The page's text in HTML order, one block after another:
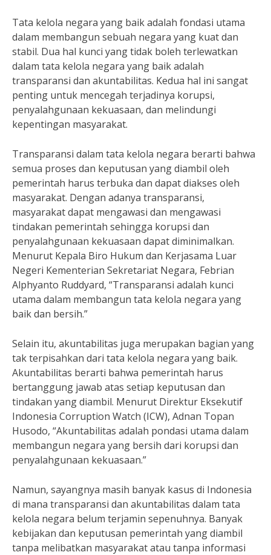
Tata kelola negara yang baik adalah fondasi utama
dalam membangun sebuah negara yang kuat dan
stabil. Dua hal kunci yang tidak boleh terlewatkan
dalam tata kelola negara yang baik adalah
transparansi dan akuntabilitas. Kedua hal ini sangat
penting untuk mencegah terjadinya korupsi,
penyalahgunaan kekuasaan, dan melindungi
kepentingan masyarakat.
Transparansi dalam tata kelola negara berarti bahwa
semua proses dan keputusan yang diambil oleh
pemerintah harus terbuka dan dapat diakses oleh
masyarakat. Dengan adanya transparansi,
masyarakat dapat mengawasi dan mengawasi
tindakan pemerintah sehingga korupsi dan
penyalahgunaan kekuasaan dapat diminimalkan.
Menurut Kepala Biro Hukum dan Kerjasama Luar
Negeri Kementerian Sekretariat Negara, Febrian
Alphyanto Ruddyard, “Transparansi adalah kunci
utama dalam membangun tata kelola negara yang
baik dan bersih.”
Selain itu, akuntabilitas juga merupakan bagian yang
tak terpisahkan dari tata kelola negara yang baik.
Akuntabilitas berarti bahwa pemerintah harus
bertanggung jawab atas setiap keputusan dan
tindakan yang diambil. Menurut Direktur Eksekutif
Indonesia Corruption Watch (ICW), Adnan Topan
Husodo, “Akuntabilitas adalah pondasi utama dalam
membangun negara yang bersih dari korupsi dan
penyalahgunaan kekuasaan.”
Namun, sayangnya masih banyak kasus di Indonesia
di mana transparansi dan akuntabilitas dalam tata
kelola negara belum terjamin sepenuhnya. Banyak
kebijakan dan keputusan pemerintah yang diambil
tanpa melibatkan masyarakat atau tanpa informasi